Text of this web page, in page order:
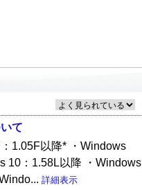
て
1.05F以降* ・Windows
10：1.58L以降 ・Windows
詳細表示